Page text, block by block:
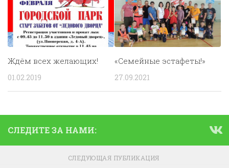
Ждём всех желающих!
01.02.2019
«Семейные эстафеты!»
27.09.2021
СЛЕДИТЕ ЗА НАМИ:
СЛЕДУЮЩАЯ ПУБЛИКАЦИЯ